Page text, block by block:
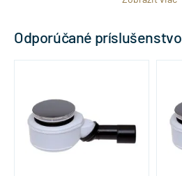
Odporúčané príslušenstvo